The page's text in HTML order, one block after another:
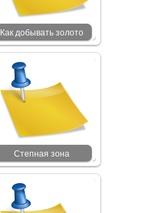
Как добывать золото
Степная зона